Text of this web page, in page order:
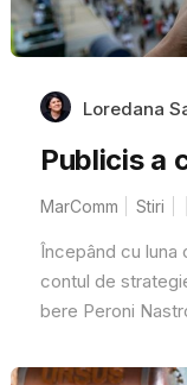
Loredana
Publicis a
MarComm Stiri
Începând cu luna
contul de
bere Peroni